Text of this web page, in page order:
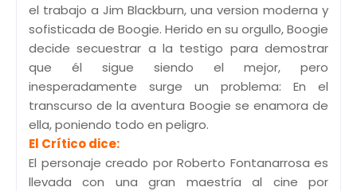
el trabajo a Jim Blackburn, una version moderna y
sofisticada de Boogie. Herido en su orgullo, Boogie
decide secuestrar a la testigo para demostrar
que él sigue siendo el mejor, pero
inesperadamente surge un problema: En el
transcurso de la aventura Boogie se enamora de
ella, poniendo todo en peligro.
El Crítico dice:
El personaje creado por Roberto Fontanarrosa es
llevada con una gran maestría al cine por